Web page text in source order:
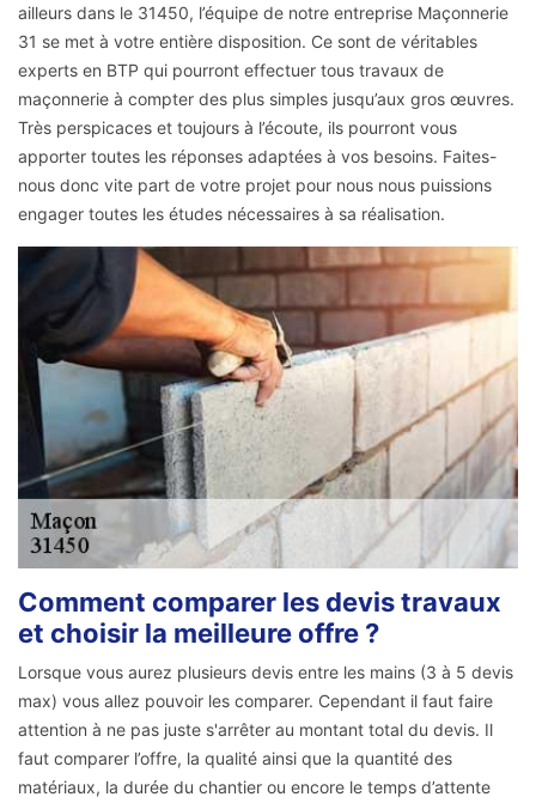
ailleurs dans le 31450, l’équipe de notre entreprise Maçonnerie
31 se met à votre entière disposition. Ce sont de véritables
experts en BTP qui pourront effectuer tous travaux de
maçonnerie à compter des plus simples jusqu’aux gros œuvres.
Très perspicaces et toujours à l’écoute, ils pourront vous
apporter toutes les réponses adaptées à vos besoins. Faites-
nous donc vite part de votre projet pour nous nous puissions
engager toutes les études nécessaires à sa réalisation.
Comment comparer les devis travaux
et choisir la meilleure offre ?
Lorsque vous aurez plusieurs devis entre les mains (3 à 5 devis
max) vous allez pouvoir les comparer. Cependant il faut faire
attention à ne pas juste s'arrêter au montant total du devis. Il
faut comparer l’offre, la qualité ainsi que la quantité des
matériaux, la durée du chantier ou encore le temps d’attente